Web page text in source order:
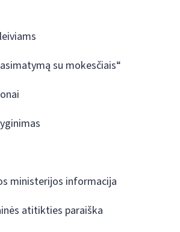
su mokesčiais“
ministerijos informacija
atitikties paraiška